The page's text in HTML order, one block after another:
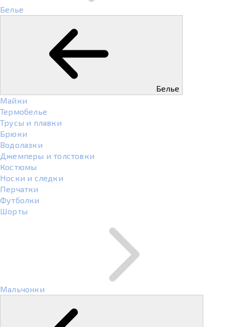
Белье
Белье
Майки
Термобелье
Трусы и плавки
Брюки
Водолазки
Джемперы и толстовки
Костюмы
Носки и следки
Перчатки
Футболки
Шорты
Мальчонки